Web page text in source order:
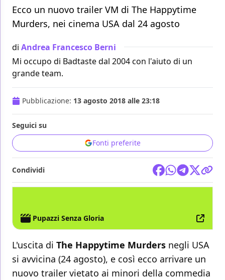
Ecco un nuovo trailer VM di The Happytime
Murders, nei cinema USA dal 24 agosto
di Andrea Francesco Berni
Mi occupo di Badtaste dal 2004 con l'aiuto di un
grande team.
Pubblicazione: 13 agosto 2018 alle 23:18
Seguici su
Fonti preferite
Condividi
Pupazzi Senza Gloria
L'uscita di The Happytime Murders negli USA
si avvicina (24 agosto), e così ecco arrivare un
nuovo trailer vietato ai minori della commedia